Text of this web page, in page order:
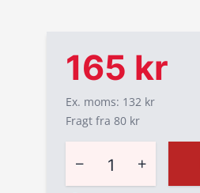
165 kr
Ex. moms: 132 kr
Fragt fra 80 kr
− +